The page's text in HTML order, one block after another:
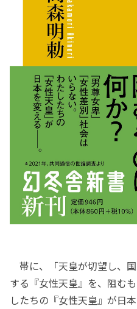
帯に、「天皇が切望し、
する『女性天皇』を、阻む
したちの『女性天皇』が日